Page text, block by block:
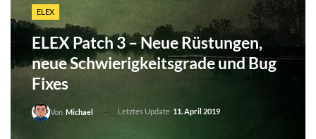
ELEX
ELEX Patch 3 – Neue Rüstungen,
neue Schwierigkeitsgrade und Bug
Fixes
Von Michael Letztes Update 11. April 2019